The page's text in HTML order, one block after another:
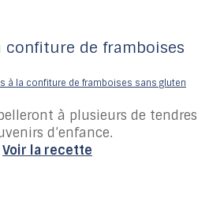
confiture de framboises
à plusieurs de tendres
d’enfance.
Voir la recette